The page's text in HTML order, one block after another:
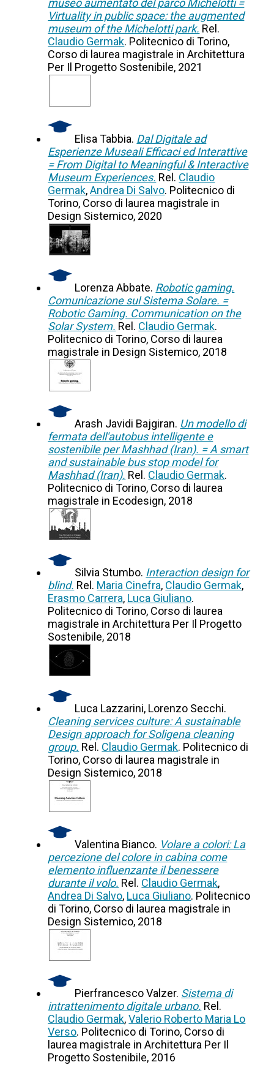
museo aumentato del parco Michelotti =
Virtuality in public space: the augmented
museum of the Michelotti park. Rel.
Claudio Germak. Politecnico di Torino,
Corso di laurea magistrale in Architettura
Per Il Progetto Sostenibile, 2021
Elisa Tabbia. Dal Digitale ad
Esperienze Museali Efficaci ed Interattive
= From Digital to Meaningful & Interactive
Museum Experiences. Rel. Claudio
Germak,Andrea Di Salvo. Politecnico di
Torino, Corso di laurea magistrale in
Design Sistemico, 2020
Lorenza Abbate. Robotic gaming.
Comunicazione sul Sistema Solare. =
Robotic Gaming. Communication on the
Solar System. Rel. Claudio Germak.
Politecnico di Torino, Corso di laurea
magistrale in Design Sistemico, 2018
Arash Javidi Bajgiran. Un modello di
fermata dell'autobus intelligente e
sostenibile per Mashhad (Iran). = A smart
and sustainable bus stop model for
Mashhad (Iran). Rel. Claudio Germak.
Politecnico di Torino, Corso di laurea
magistrale in Ecodesign, 2018
Silvia Stumbo. Interaction design for
blind. Rel. Maria Cinefra, Claudio Germak,
Erasmo Carrera, Luca Giuliano.
Politecnico di Torino, Corso di laurea
magistrale in Architettura Per Il Progetto
Sostenibile, 2018
Luca Lazzarini, Lorenzo Secchi.
Cleaning services culture: A sustainable
Design approach for Soligena cleaning
group. Rel. Claudio Germak. Politecnico di
Torino, Corso di laurea magistrale in
Design Sistemico, 2018
Valentina Bianco. Volare a colori: La
percezione del colore in cabina come
elemento influenzante il benessere
durante il volo. Rel. Claudio Germak,
Andrea Di Salvo, Luca Giuliano. Politecnico
di Torino, Corso di laurea magistrale in
Design Sistemico, 2018
Pierfrancesco Valzer. Sistema di
intrattenimento digitale urbano. Rel.
Claudio Germak,Valerio Roberto Maria Lo
Verso. Politecnico di Torino, Corso di
laurea magistrale in Architettura Per Il
Progetto Sostenibile, 2016